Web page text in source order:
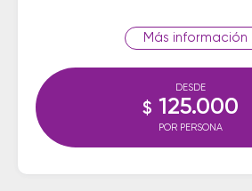
información
DESDE
$ 125.000
POR PERSONA